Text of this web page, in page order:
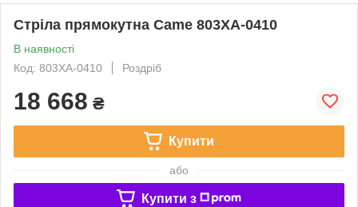
Стріла прямокутна Came 803XA-0410
В наявності
Код: 803XA-0410
Роздріб
18 668 ₴
Купити
або
Купити з